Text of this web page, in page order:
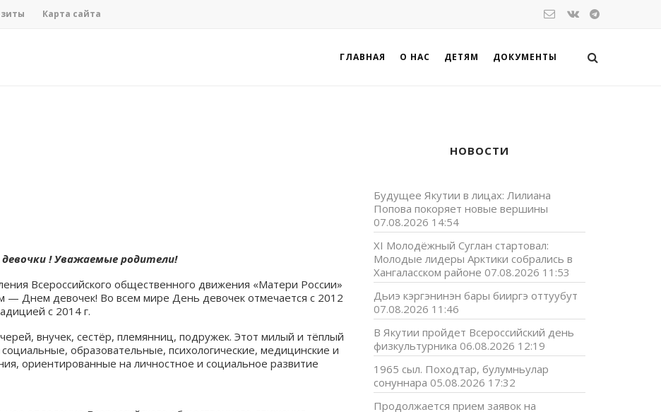
Карта сайта
ГЛАВНАЯ О НАС ДЕТЯМ ДОКУМЕНТЫ
девочки ! Уважаемые родители!
Всероссийского общественного движения «Матери России»
— Днем девочек! Во всем мире День девочек отмечается с 2012
с 2014 г.
внучек, сестёр, племянниц, подружек. Этот милый и тёплый
образовательные, психологические, медицинские и
ориентированные на личностное и социальное развитие
НОВОСТИ
Будущее Якутии в лицах: Лилиана
Попова покоряет новые вершины
07.08.2026 14:54
XI Молодёжный Суглан стартовал:
Молодые лидеры Арктики собрались в
Хангаласском районе 07.08.2026 11:53
Дьиэ кэргэнинэн бары бииргэ оттуубут
07.08.2026 11:46
В Якутии пройдет Всероссийский день
физкультурника 06.08.2026 12:19
1965 сыл. Походтар, булумньулар
сонуннара 05.08.2026 17:32
Продолжается прием заявок на